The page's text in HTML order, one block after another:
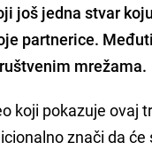
još jedna stvar
partnerice.
mrežama.
koji pokazuje ovaj
znači da